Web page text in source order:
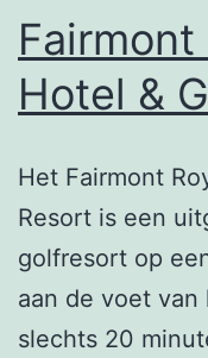
Fairmont
Hotel &
Het Fairmont
Resort is een
golfresort op
aan de voet
slechts 20